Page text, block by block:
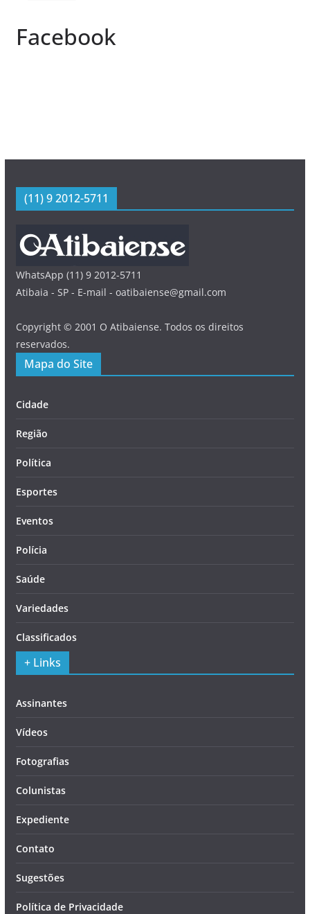
Facebook
(11) 9 2012-5711
WhatsApp (11) 9 2012-5711
Atibaia - SP - E-mail - oatibaiense@gmail.com
Copyright © 2001 O Atibaiense. Todos os direitos
reservados.
Mapa do Site
Cidade
Região
Política
Esportes
Eventos
Polícia
Saúde
Variedades
Classificados
+ Links
Assinantes
Vídeos
Fotografias
Colunistas
Expediente
Contato
Sugestões
Política de Privacidade